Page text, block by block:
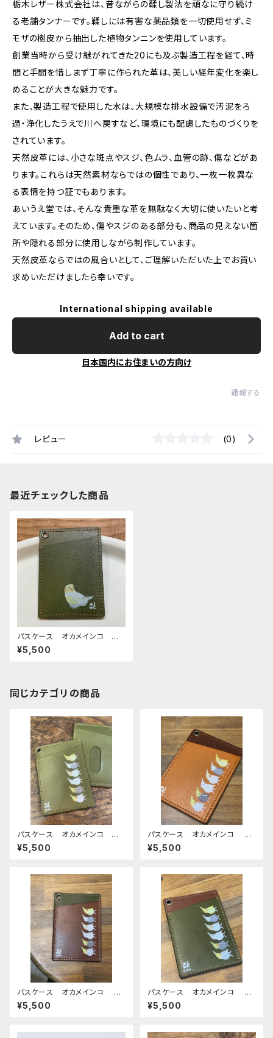
栃木レザー株式会社は、昔ながらの鞣し製法を頑なに守り続け
る老舗タンナーです。鞣しには有害な薬品類を一切使用せず、ミ
モザの樹皮から抽出した植物タンニンを使用しています。
創業当時から受け継がれてきた20にも及ぶ製造工程を経て、時
間と手間を惜しまず丁寧に作られた革は、美しい経年変化を楽し
めることが大きな魅力です。
また、製造工程で使用した水は、大規模な排水設備で汚泥をろ
過・浄化したうえで川へ戻すなど、環境にも配慮したものづくりを
されています。
天然皮革には、小さな斑点やスジ、色ムラ、血管の跡、傷などがあ
ります。これらは天然素材ならではの個性であり、一枚一枚異な
る表情を持つ証でもあります。
あいうえ堂では、そんな貴重な革を無駄なく大切に使いたいと考
えています。そのため、傷やスジのある部分も、商品の見えない箇
所や隠れる部分に使用しながら制作しています。
天然皮革ならではの風合いとして、ご理解いただいた上でお買い
求めいただけましたら幸いです。
International shipping available
Add to cart
日本国内にお住まいの方向け
通報する
レビュー (0)
最近チェックした商品
パスケース オカメインコ ル
チノー GREEN グリーン お
かめいんこ
¥5,500
同じカテゴリの商品
パスケース オカメインコ ぽ
わんシリーズ Green グリ
ーン おかめいんこ 栃木レザ
¥5,500
パスケース オカメインコ キ
ャメル おかめいんこ ぽわん
シリーズ 栃木レザー
¥5,500
パスケース オカメインコ Br
own ブラウン おかめいん
こ ぽわんシリーズ 栃木レザ
¥5,500
パスケース オカメインコ Gr
een グリーン おかめいん
こ ぽわんシリーズ 栃木レザ
¥5,500